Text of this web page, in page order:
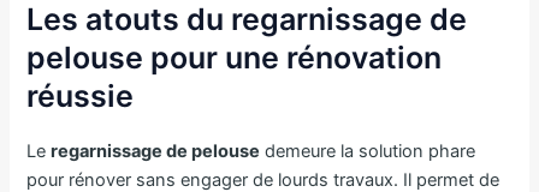
Les atouts du regarnissage de
pelouse pour une rénovation
réussie
Leregarnissage de pelouse demeure la solution phare
pour rénover sans engager de lourds travaux. Il permet de